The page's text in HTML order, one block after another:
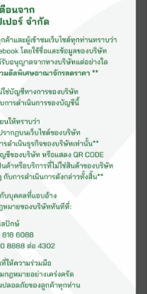
มเพลท นับเพิ่มให้เป็น 1 สี เรา
ราเห็นกันทั่วไป ส่วนใหญ่เป็น
าเรียน พ็อคเก็ตบุ๊คส์ แต่เป็น
ะพิมพ์สีอะไรก็ได้ เช่น แดง
อกความเข้มได้ หลายระดับ
พ์สีแดงบนกระดาษขาว ถ้า
พ์ 1 สี มีต้นทุนตํ่าที่สุด ถ้ามีงบ
ดียว พิมพ์สีนํ้าเงินสีเดียว
าษ พิมพ์นํ้าตาลสีเดียว สีขาว
สีเดียวอาจจะดูไม่น่าสนใจ
สีค่ะ เช่น ดำกับแดง หรือดำ
พิ่มจากพิมพ์สีเดียวขึ้นมาอีก